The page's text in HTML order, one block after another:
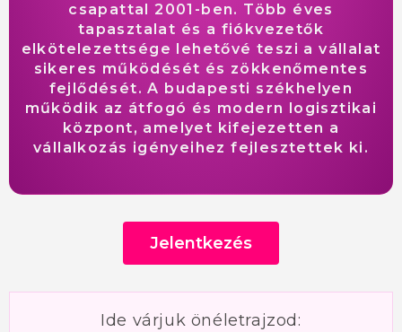
csapattal 2001-ben. Több éves
tapasztalat és a fiókvezetők
elkötelezettsége lehetővé teszi a vállalat
sikeres működését és zökkenőmentes
fejlődését. A budapesti székhelyen
működik az átfogó és modern logisztikai
központ, amelyet kifejezetten a
vállalkozás igényeihez fejlesztettek ki.
Jelentkezés
Ide várjuk önéletrajzod: